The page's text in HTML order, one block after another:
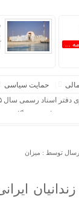
...
حمایت سیاسی
دفتر اسناد رسمی سال ۱۴۰۵
متخصصان به نیروگاه
با رهبرانقلاب
دفاع از اسلام و ایران
در فناوری‌های نوین
توسط : میزان